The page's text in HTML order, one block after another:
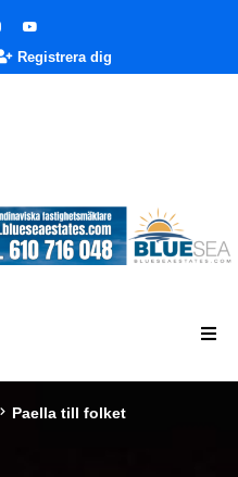
Registrera dig
Paella till folket